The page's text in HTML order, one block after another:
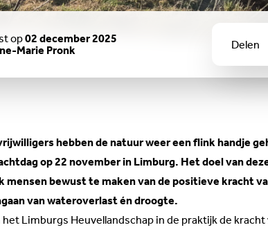
op02 december 2025
Marie Pronk Delen
hebben de natuur weer een flink handje
op 22 november in Limburg. Het doel van
mensen bewust te maken van de positieve kracht
van wateroverlast én droogte.
het Limburgs Heuvellandschap in de praktijk de kracht